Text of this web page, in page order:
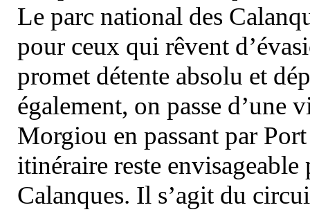
Le parc national des
pour ceux qui rêvent
promet détente absolu et
également, on passe d’une
Morgiou en passant par
itinéraire reste
Calanques. Il s’agit du